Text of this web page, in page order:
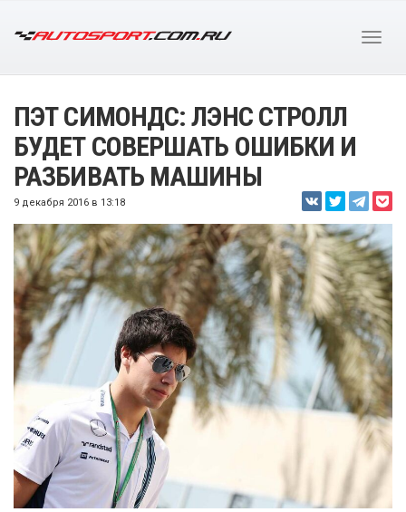
ПЭТ СИМОНДС: ЛЭНС СТРОЛЛ
БУДЕТ СОВЕРШАТЬ ОШИБКИ И
РАЗБИВАТЬ МАШИНЫ
9 декабря 2016 в 13:18